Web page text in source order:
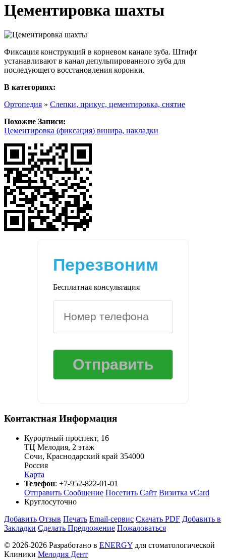
Цементировка шахты
Фиксация конструкций в корневом канале зуба. Штифт
устанавливают в канал депульпированного зуба для
последующего восстановления коронки.
В категориях:
Ортопедия » Слепки, прикус, цементировка, снятие
Похожие Записи:
Цементировка (фиксация) винира, накладки
Перезвоним
Бесплатная консультация
Контактная Информация
Курортный проспект, 16
ТЦ Мелодия, 2 этаж
Сочи, Краснодарский край 354000
Россия
Карта
Телефон: +7-952-822-01-01
Отправить Сообщение Посетить Сайт Визитка vCard
Круглосуточно
Добавить Отзыв Печать Email-сервис Скачать PDF Добавить в
Закладки Сделать Предложение Пожаловаться
© 2026-2026 Разработано в ENERGY для стоматологической
Клиники Мелодия Дент